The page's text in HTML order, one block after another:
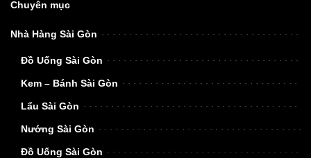
Chuyên mục
Nhà Hàng Sài Gòn
Đồ Uống Sài Gòn
Kem – Bánh Sài Gòn
Lẩu Sài Gòn
Nướng Sài Gòn
Đồ Uống Sài Gòn